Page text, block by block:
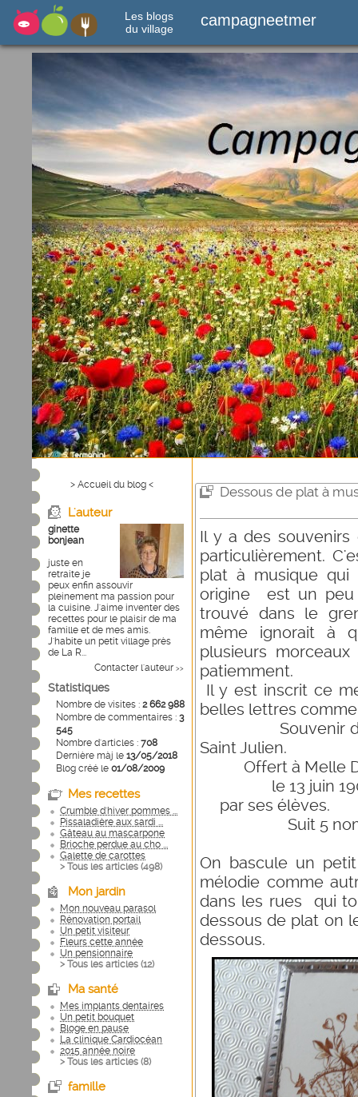
Les blogs
du village
campagneetmer
> Accueil du blog <
L'auteur
ginette
bonjean
juste en
retraite je
peux enfin assouvir
pleinement ma passion pour
la cuisine. J'aime inventer des
recettes pour le plaisir de ma
famille et de mes amis.
J'habite un petit village près
de La R...
Contacter l'auteur >>
Statistiques
Nombre de visites : 2 662 988
Nombre de commentaires : 3
545
Nombre d'articles : 708
Dernière màj le 13/05/2018
Blog créé le 01/08/2009
Mes recettes
Crumble d'hiver pommes ...
Pissaladière aux sardi ...
Gâteau au mascarpone
Brioche perdue au cho ...
Galette de carottes
> Tous les articles (498)
Mon jardin
Mon nouveau parasol
Rénovation portail
Un petit visiteur
Fleurs cette année
Un pensionnaire
> Tous les articles (12)
Ma santé
Mes implants dentaires
Un petit bouquet
Bloge en pause
La clinique Cardiocéan
2015 année noire
> Tous les articles (8)
famille
Dessous de plat à
Il y a des
particulièrement.
plat à musique qui
origine est un peu
trouvé dans le
même ignorait à
plusieurs
patiemment.
Il y est inscrit ce
belles lettres
Souvenir du
Saint Julien.
Offert à Melle
le 13 juin
par ses élèves.
Suit 5 noms
On bascule un
mélodie comme
dans les rues qui
dessous de plat on
dessous.